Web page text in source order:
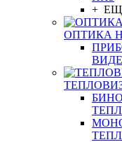
+
ОПТИКА